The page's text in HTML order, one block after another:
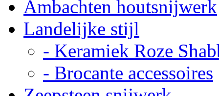
Ambachten houtsnijwerk
Landelijke stijl
- Keramiek Roze
- Brocante accessoires